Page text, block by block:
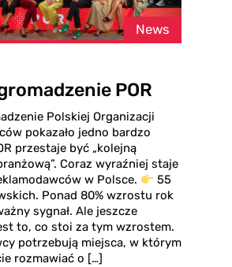
News
POR
Polskiej Organizacji
pokazało jedno bardzo
przestaje być „kolejną
Coraz wyraźniej staje
w Polsce.
55
Ponad 80% wzrostu rok
sygnał. Ale jeszcze
to, co stoi za tym wzrostem.
potrzebują miejsca, w którym
rozmawiać o […]